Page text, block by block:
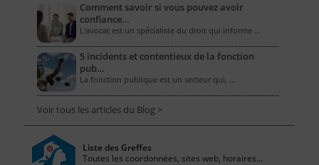
Comment savoir si vous pouvez avoir
confiance…
L'avocat est un spécialiste du droit qui informe …
5 incidents et contentieux de la fonction
pub…
La fonction publique est un secteur qui, …
Voir tous les articles du Blog >
Liste des Greffes
Toutes les coordonnées, sites web, horaires...